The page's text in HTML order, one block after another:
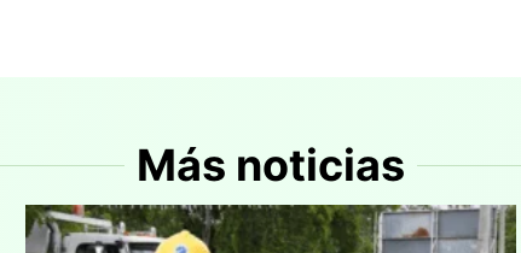
Más noticias